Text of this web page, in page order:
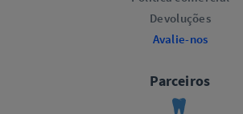
Devoluções
Avalie-nos
Parceiros